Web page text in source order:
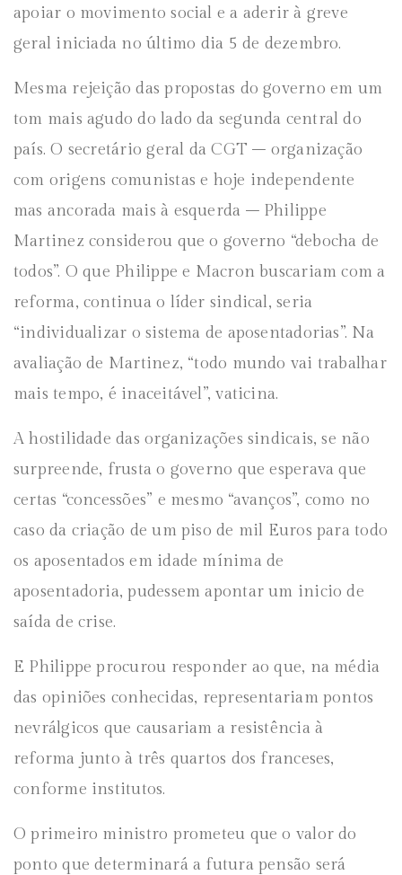
apoiar o movimento social e a aderir à greve
geral iniciada no último dia 5 de dezembro.
Mesma rejeição das propostas do governo em um
tom mais agudo do lado da segunda central do
país. O secretário geral da CGT – organização
com origens comunistas e hoje independente
mas ancorada mais à esquerda – Philippe
Martinez considerou que o governo “debocha de
todos”. O que Philippe e Macron buscariam com a
reforma, continua o líder sindical, seria
“individualizar o sistema de aposentadorias”. Na
avaliação de Martinez, “todo mundo vai trabalhar
mais tempo, é inaceitável”, vaticina.
A hostilidade das organizações sindicais, se não
surpreende, frusta o governo que esperava que
certas “concessões” e mesmo “avanços”, como no
caso da criação de um piso de mil Euros para todo
os aposentados em idade mínima de
aposentadoria, pudessem apontar um inicio de
saída de crise.
E Philippe procurou responder ao que, na média
das opiniões conhecidas, representariam pontos
nevrálgicos que causariam a resistência à
reforma junto à três quartos dos franceses,
conforme institutos.
O primeiro ministro prometeu que o valor do
ponto que determinará a futura pensão será